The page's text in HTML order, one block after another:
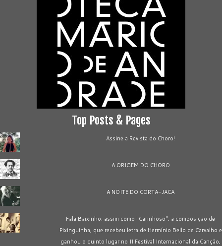
Top Posts & Pages
Assine a Revista do Choro!
A ORIGEM DO CHORO
A NOITE DO CORTA-JACA
Fala Baixinho: assim como "Carinhoso", a composição de
Pixinguinha, que recebeu letra de Hermínio Bello de Carvalho e
ganhou o quinto lugar no II Festival Internacional da Canção,